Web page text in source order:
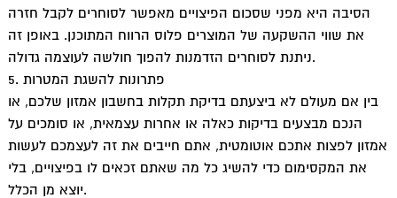
הסיבה היא מפני שסכום הפיצויים מאפשר לסוחרים לקבל חזרה
את שווי ההשקעה של המוצרים פלוס הרווח המתוכנן. באופן זה
ניתנת לסוחרים הזדמנות להפוך חולשה לעוצמה גדולה.
5. פתרונות להשגת המטרות
בין אם מעולם לא ביצעתם בדיקת תקלות בחשבון אמזון שלכם, או
הנכם מבצעים בדיקות כאלה או אחרות עצמאית, או סומכים על
אמזון לפצות אתכם אוטומטית, אתם חייבים את זה לעצמכם לעשות
את המקסימום כדי להשיג כל מה שאתם זכאים לו בפיצויים, בלי
יוצא מן הכלל.